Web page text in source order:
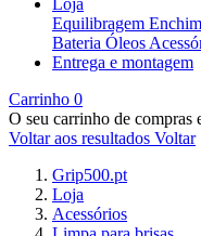
Loja
Equilibragem
Bateria Óleos
Entrega e montagem
Carrinho 0
O seu carrinho de compras
Voltar aos resultados Voltar
Grip500.pt
Loja
Acessórios